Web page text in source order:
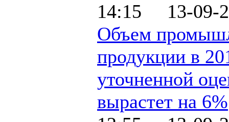
14:15 13-09-
Объем
продукции в
уточненной
вырастет на 6%